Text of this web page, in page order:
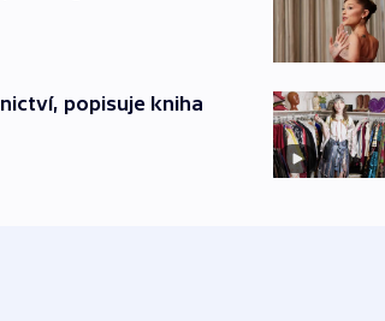
popisuje kniha